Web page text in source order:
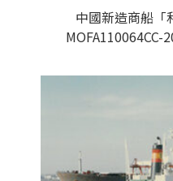
中國新造商船「